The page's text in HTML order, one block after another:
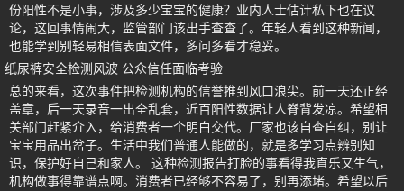
份阳性不是小事，涉及多少宝宝的健康？业内人士估计私下也在议
论，这回事情闹大，监管部门该出手查查了。年轻人看到这种新闻，
也能学到别轻易相信表面文件，多问多看才稳妥。
纸尿裤安全检测风波 公众信任面临考验
总的来看，这次事件把检测机构的信誉推到风口浪尖。前一天还正经
盖章，后一天录音一出全乱套，近百阳性数据让人脊背发凉。希望相
关部门赶紧介入，给消费者一个明白交代。厂家也该自查自纠，别让
宝宝用品出岔子。生活中我们普通人能做的，就是多学习点辨别知
识，保护好自己和家人。 这种检测报告打脸的事看得我直乐又生气，
机构做事得靠谱点啊。消费者已经够不容易了，别再添堵。希望以后